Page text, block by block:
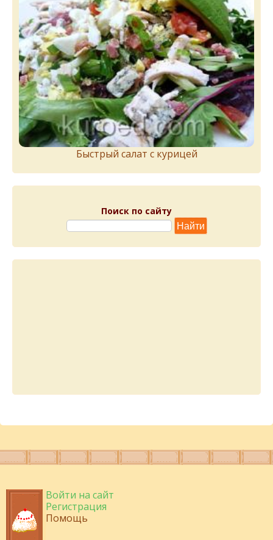
Быстрый салат с курицей
Поиск по сайту
Войти на сайт
Регистрация
Помощь